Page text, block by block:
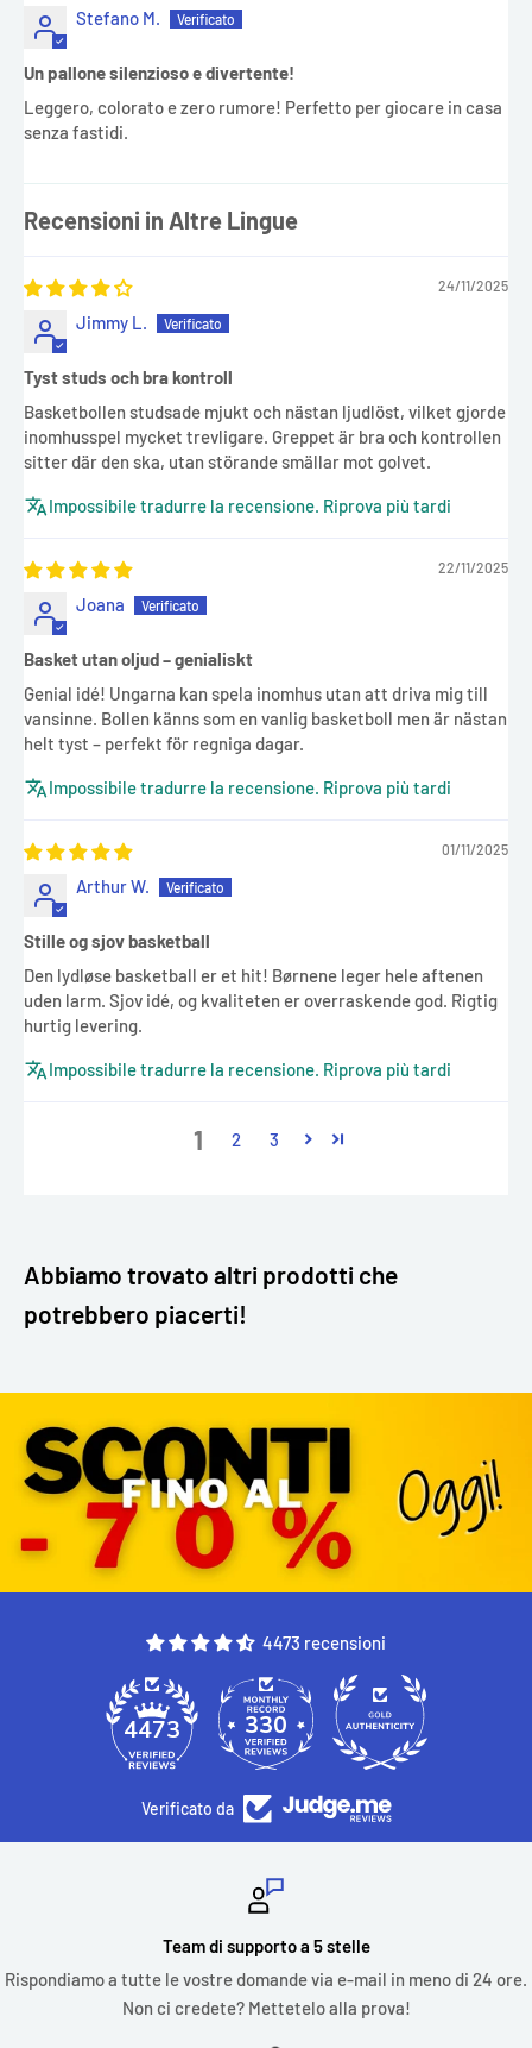
Stefano M.
Un pallone silenzioso e divertente!
Leggero, colorato e zero rumore! Perfetto per giocare in casa
senza fastidi.
Recensioni in Altre Lingue
24/11/2025
Jimmy L.
Tyst studs och bra kontroll
Basketbollen studsade mjukt och nästan ljudlöst, vilket gjorde
inomhusspel mycket trevligare. Greppet är bra och kontrollen
sitter där den ska, utan störande smällar mot golvet.
Impossibile tradurre la recensione. Riprova più tardi
22/11/2025
Joana
Basket utan oljud – genialiskt
Genial idé! Ungarna kan spela inomhus utan att driva mig till
vansinne. Bollen känns som en vanlig basketboll men är nästan
helt tyst – perfekt för regniga dagar.
Impossibile tradurre la recensione. Riprova più tardi
01/11/2025
Arthur W.
Stille og sjov basketball
Den lydløse basketball er et hit! Børnene leger hele aftenen
uden larm. Sjov idé, og kvaliteten er overraskende god. Rigtig
hurtig levering.
Impossibile tradurre la recensione. Riprova più tardi
1 2 3
Abbiamo trovato altri prodotti che
potrebbero piacerti!
4473 recensioni
4473 330
Verificato da
Team di supporto a 5 stelle
Rispondiamo a tutte le vostre domande via e-mail in meno di 24 ore.
Non ci credete? Mettetelo alla prova!